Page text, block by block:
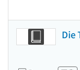
Die